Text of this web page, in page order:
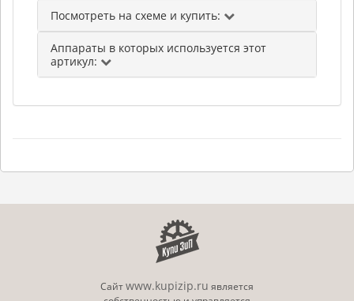
Посмотреть на схеме и купить:
Аппараты в которых используется этот
артикул:
Сайтwww.kupizip.ru является